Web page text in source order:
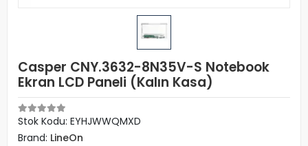
Casper CNY.3632-8N35V-S Notebook
Ekran LCD Paneli (Kalın Kasa)
Stok Kodu: EYHJWWQMXD
Brand: LineOn